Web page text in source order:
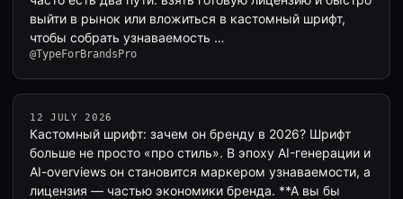
выйти в рынок или вложиться в кастомный шрифт,
чтобы собрать узнаваемость …
@TypeForBrandsPro
12 JULY 2026
Кастомный шрифт: зачем он бренду в 2026? Шрифт
больше не просто «про стиль». В эпоху AI-генерации и
AI-overviews он становится маркером узнаваемости, а
лицензия — частью экономики бренда. **А вы бы